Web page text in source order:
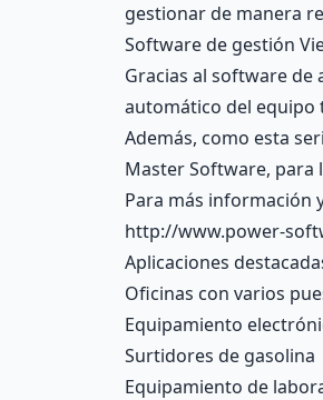
gestionar de manera
Software de gestión
Gracias al software de
automático del equipo
Además, como esta
Master Software, para
Para más información
http://www.power-
Aplicaciones
Oficinas con varios
Equipamiento
Surtidores de gasolina
Equipamiento de